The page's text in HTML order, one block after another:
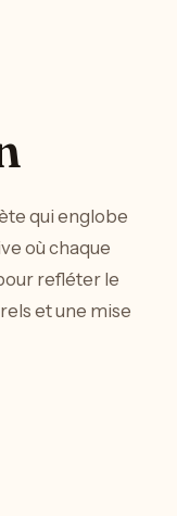
qui englobe
où chaque
refléter le
et une mise